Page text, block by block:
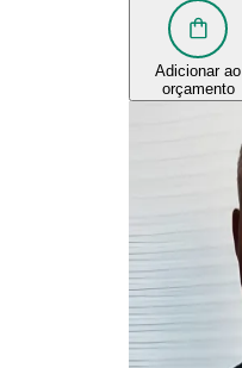
Adicionar ao
orçamento